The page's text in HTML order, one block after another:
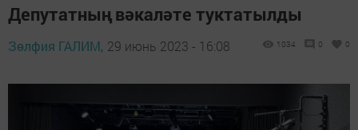
Депутатның вәкаләте туктатылды
Зөлфия ГАЛИМ, 29 июнь 2023 - 16:08 1034 0 0